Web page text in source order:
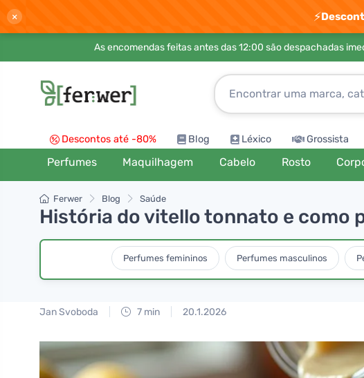
× ⚡
As encomendas feitas antes das 12:00 são despachadas
Descontos até -80% Blog Léxico Grossista
Perfumes Maquilhagem Cabelo Rosto
Ferwer Blog Saúde
História do vitello tonnato e como
Perfumes femininos Perfumes masculinos
Jan Svoboda 7 min 20.1.2026